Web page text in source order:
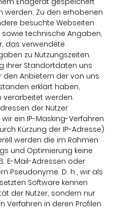
Zu den erhobenen
besuchte Webseiten
technische Angaben,
das verwendete
zu Nutzungszeiten.
ihrer Standortdaten uns
Anbietern der von uns
erklärt haben,
werden.
der Nutzer
ein IP-Masking-Verfahren
Kürzung der IP-Adresse)
werden die im Rahmen
und Optimierung keine
E-Mail-Adressen oder
Pseudonyme. D. h., wir als
Software kennen
der Nutzer, sondern nur
Verfahren in deren Profilen